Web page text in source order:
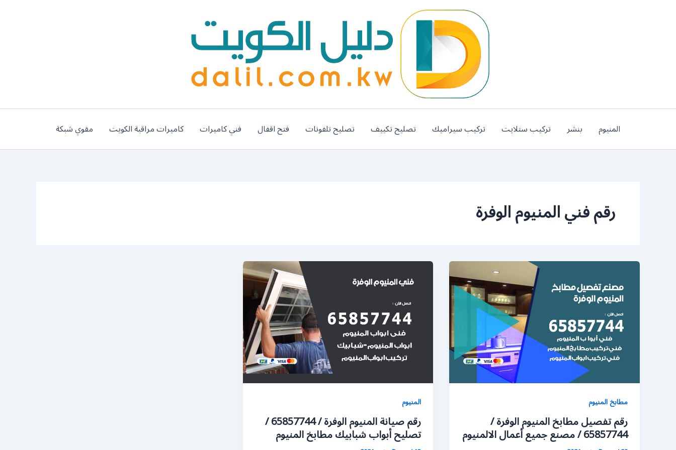
المنيوم بنشر تركيب ستلايت تركيب سيراميك تصليح تكييف تصليح تلفونات فتح اقفال فني كاميرات كاميرات مراقبة الكويت مقوي شبكة
رقم فني المنيوم الوفرة
مطابخ المنيوم
رقم تفصيل مطابخ المنيوم الوفرة /
65857744 / مصنع جميع أعمال الالمنيوم
المنيوم
رقم صيانة المنيوم الوفرة / 65857744 /
تصليح أبواب شبابيك مطابخ المنيوم